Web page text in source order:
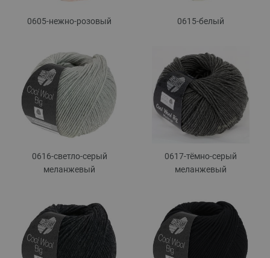
0605-нежно-розовый 0615-белый
0616-светло-серый
меланжевый
0617-тёмно-серый
меланжевый